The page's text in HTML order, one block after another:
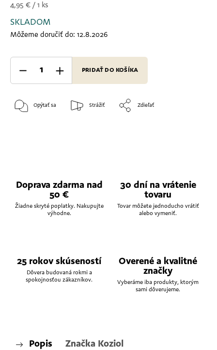
4,95 € / 1 ks
SKLADOM
Môžeme doručiť do: 12.8.2026
PRIDAŤ DO KOŠÍKA
Opýtať sa Strážiť Zdieľať
Doprava zdarma nad
50 €
Žiadne skryté poplatky. Nakupujte
výhodne.
30 dní na vrátenie
tovaru
Tovar môžete jednoducho vrátiť
alebo vymeniť.
25 rokov skúseností
Dôvera budovaná rokmi a
spokojnosťou zákazníkov.
Overené a kvalitné
značky
Vyberáme iba produkty, ktorým
sami dôverujeme.
Popis Značka Koziol